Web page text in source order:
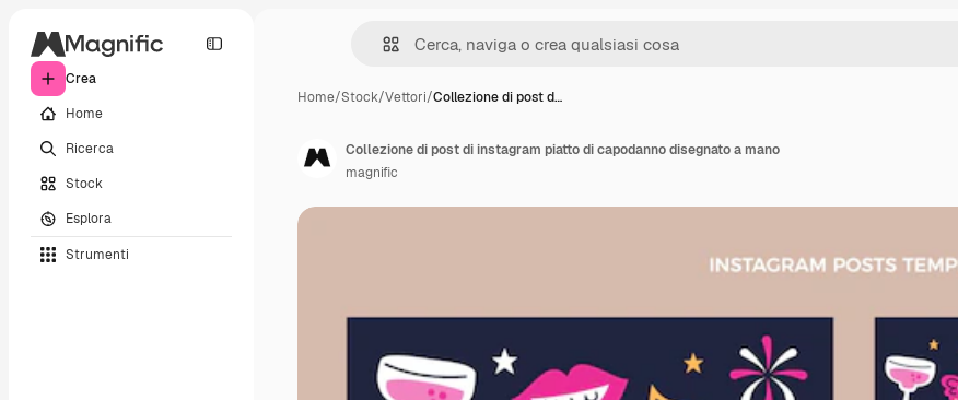
Crea
Home
Ricerca
Stock
Esplora
Strumenti
Home/Stock/Vettori/Collezione di post d…
Collezione di post di instagram piatto di capodanno disegnato a mano
magnific